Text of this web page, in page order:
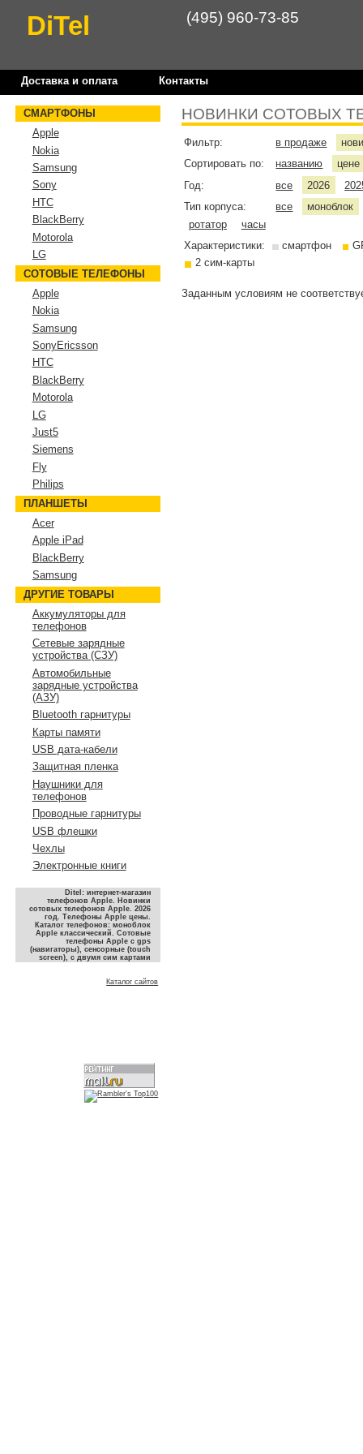
DiTel (495) 960-73-85
Доставка и оплата Контакты
НОВИНКИ СОТОВЫХ
Фильтр: в продаже
Сортировать по:
названию
цене
Год:
все 2026
Тип корпуса:
все
моноблок
ротатор
часы
Характеристики:
смартфон
2 сим-карты
Заданным условиям не
СМАРТФОНЫ
Apple
Nokia
Samsung
Sony
HTC
BlackBerry
Motorola
LG
СОТОВЫЕ ТЕЛЕФОНЫ
Apple
Nokia
Samsung
SonyEricsson
HTC
BlackBerry
Motorola
LG
Just5
Siemens
Fly
Philips
ПЛАНШЕТЫ
Acer
Apple iPad
BlackBerry
Samsung
ДРУГИЕ ТОВАРЫ
Аккумуляторы для
телефонов
Сетевые зарядные
устройства (СЗУ)
Автомобильные
зарядные устройства
(АЗУ)
Bluetooth гарнитуры
Карты памяти
USB дата-кабели
Защитная пленка
Наушники для
телефонов
Проводные гарнитуры
USB флешки
Чехлы
Электронные книги
Ditel: интернет-магазин
телефонов Apple. Новинки
сотовых телефонов Apple. 2026
год. Телефоны Apple цены.
Каталог телефонов: моноблок
Apple классический. Сотовые
телефоны Apple с gps
(навигаторы), сенсорные (touch
screen), с двумя сим картами
Каталог сайтов